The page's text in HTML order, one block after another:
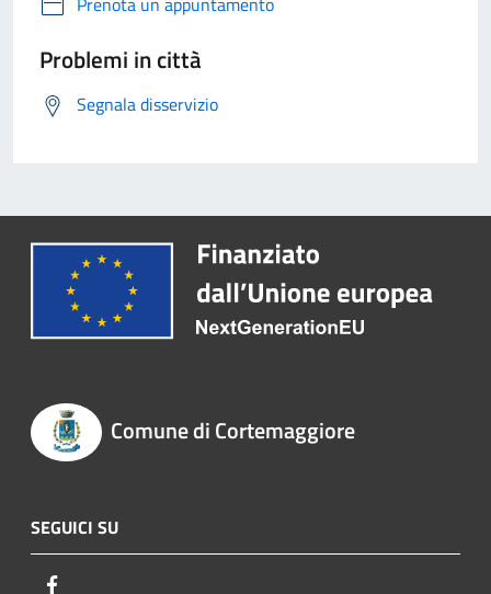
Problemi in città
Segnala disservizio
Comune di Cortemaggiore
SEGUICI SU